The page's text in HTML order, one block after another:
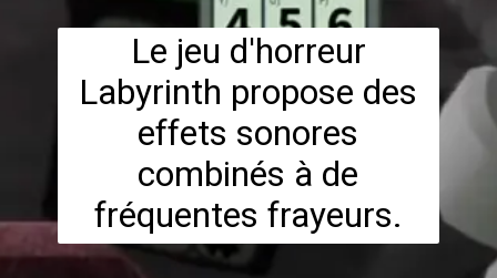
Le jeu d'horreur
Labyrinth propose des
effets sonores
combinés à de
fréquentes frayeurs.